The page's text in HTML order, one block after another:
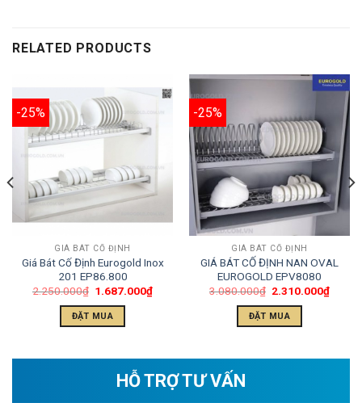
RELATED PRODUCTS
-25%
GIÁ BÁT CỐ ĐỊNH
Giá Bát Cố Định Eurogold Inox
201 EP86.800
2.250.000₫ 1.687.000₫
ĐẶT MUA
-25%
GIÁ BÁT CỐ ĐỊNH
GIÁ BÁT CỐ ĐỊNH NAN OVAL
EUROGOLD EPV8080
3.080.000₫ 2.310.000₫
ĐẶT MUA
HỖ TRỢ TƯ VẤN